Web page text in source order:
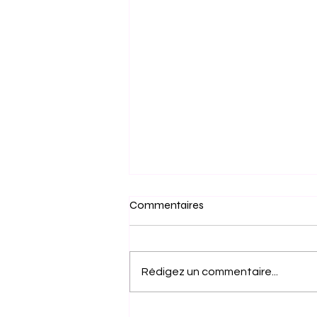
Commentaires
Rédigez un commentaire...